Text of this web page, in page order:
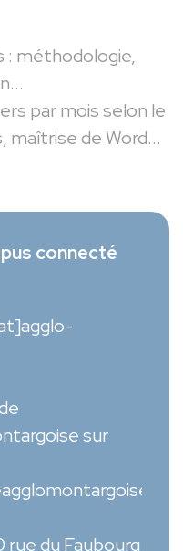
: méthodologie,
par mois selon le
maîtrise de Word...
connecté
sur
rue du Faubourg